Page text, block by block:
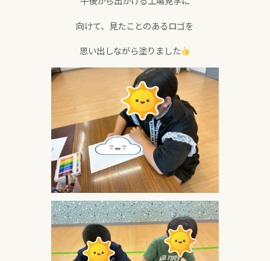
向けて、見たことのあるロゴを
思い出しながら塗りました